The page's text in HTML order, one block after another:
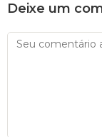
Deixe um